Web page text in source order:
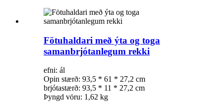
Fötuhaldari með ýta og toga
samanbrjótanlegum rekki
efni: ál
Opin stærð: 93,5 * 61 * 27,2 cm
brjótastærð: 93,5 * 11 * 27,2 cm
Þyngd vöru: 1,62 kg